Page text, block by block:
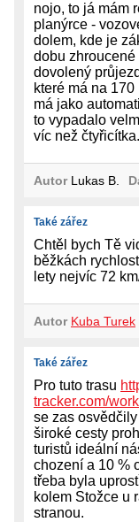
nojo, to já mám
planýrce -
dolem, kde je
dobu zhroucené
dovolený
které má na
má jako
to vypadalo
víc než čtyřicítka.
AutorLukas B.
Také zářez
Chtěl bych Tě
běžkách
lety nejvíc 72
Autor Kuba Turek
Také zářez
Pro tuto trasu
tracker.com/
se zas
široké cesty
turistů ideální
chození a 10 %
třeba byla
kolem Stožce u
stranou.